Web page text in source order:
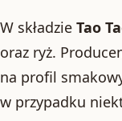
W składzie Tao
oraz ryż.
na profil
w przypadku